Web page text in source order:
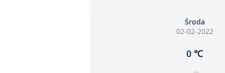
Środa
02-02-2022
0 ℃